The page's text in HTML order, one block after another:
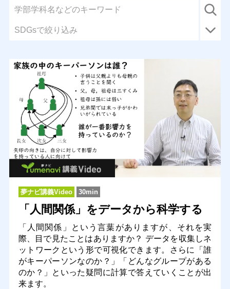
SDGsで絞り込み
夢ナビ講義Video 30min
「人間関係」をデータから科学する
「人間関係」という言葉がありますが、それを実
際、目で見たことはありますか？ データを収集しネ
ットワークという形で可視化できます。さらに「誰
がキーパーソンなのか？」「どんなグループがある
のか？」といった疑問に計算で答えていくことが出
来ます。